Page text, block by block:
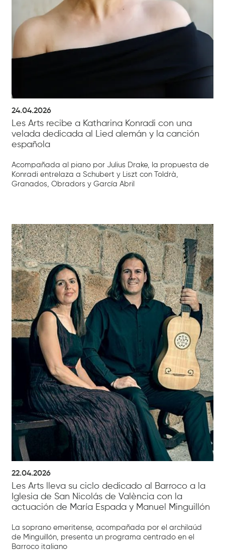
24.04.2026
Les Arts recibe a Katharina Konradi con una
velada dedicada al Lied alemán y la canción
española
Acompañada al piano por Julius Drake, la propuesta de
Konradi entrelaza a Schubert y Liszt con Toldrà,
Granados, Obradors y García Abril
22.04.2026
Les Arts lleva su ciclo dedicado al Barroco a la
Iglesia de San Nicolás de València con la
actuación de María Espada y Manuel Minguillón
La soprano emeritense, acompañada por el archilaúd
de Minguillón, presenta un programa centrado en el
Barroco italiano